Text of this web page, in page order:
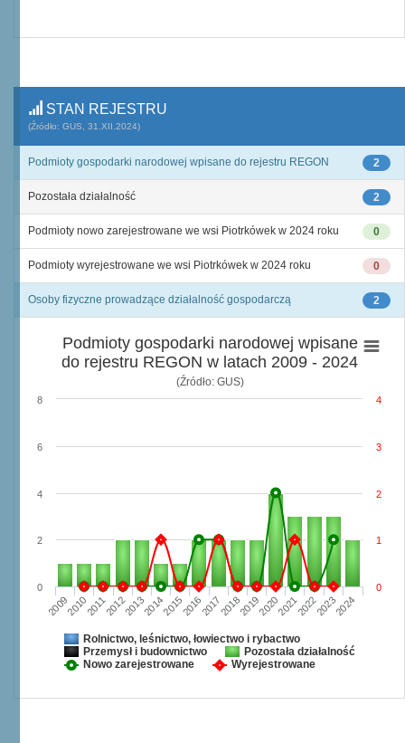
STAN REJESTRU
(Źródło: GUS, 31.XII.2024)
2
Podmioty gospodarki narodowej wpisane do rejestru REGON
2
Pozostała działalność
0
Podmioty nowo zarejestrowane we wsi Piotrkówek w 2024 roku
0
Podmioty wyrejestrowane we wsi Piotrkówek w 2024 roku
2
Osoby fizyczne prowadzące działalność gospodarczą
Podmioty gospodarki narodowej wpisane
do rejestru REGON w latach 2009 - 2024
(Źródło: GUS)
2009201020112012201320142015201620172018201920202021202220232024
0
2
4
6
8
0
1
2
3
4
Rolnictwo, leśnictwo, łowiectwo i rybactwo
Przemysł i budownictwo
Pozostała działalność
Nowo zarejestrowane
Wyrejestrowane